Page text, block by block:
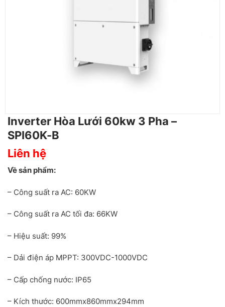
Inverter Hòa Lưới 60kw 3 Pha –
SPI60K-B
Liên hệ
Về sản phẩm:
– Công suất ra AC: 60KW
– Công suất ra AC tối đa: 66KW
– Hiệu suất: 99%
– Dải điện áp MPPT: 300VDC-1000VDC
– Cấp chống nước: IP65
– Kích thước: 600mmx860mmx294mm